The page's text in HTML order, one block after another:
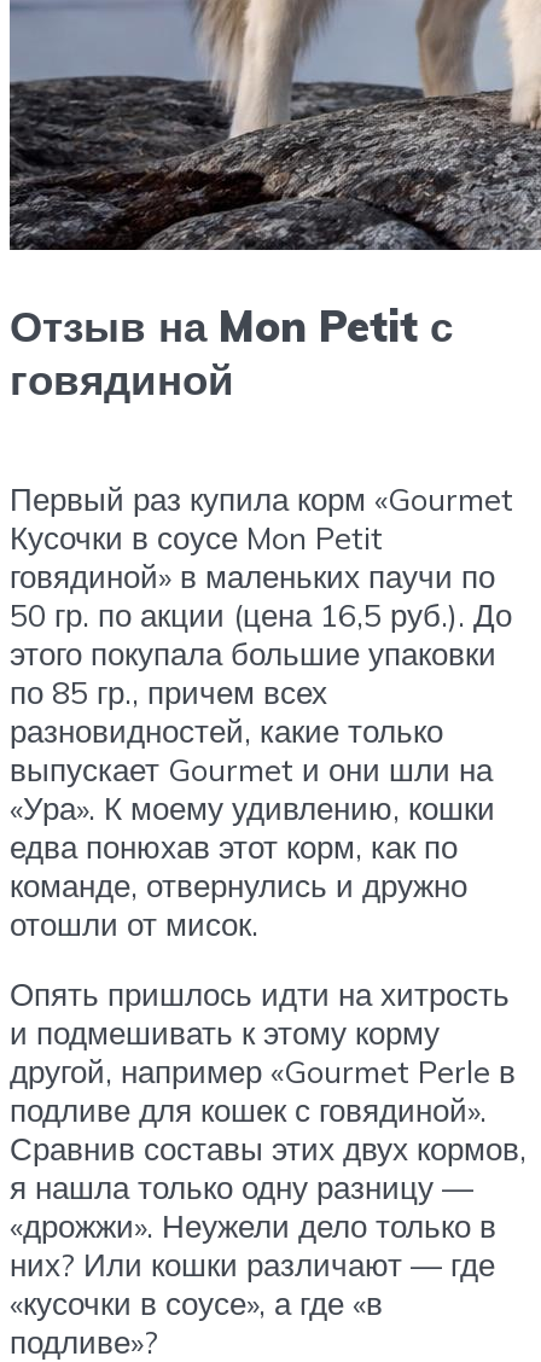
Отзыв на Mon Petit с
говядиной
Первый раз купила корм «Gourmet
Кусочки в соусе Mon Petit
говядиной» в маленьких паучи по
50 гр. по акции (цена 16,5 руб.). До
этого покупала большие упаковки
по 85 гр., причем всех
разновидностей, какие только
выпускает Gourmet и они шли на
«Ура». К моему удивлению, кошки
едва понюхав этот корм, как по
команде, отвернулись и дружно
отошли от мисок.
Опять пришлось идти на хитрость
и подмешивать к этому корму
другой, например «Gourmet Perle в
подливе для кошек с говядиной».
Сравнив составы этих двух кормов,
я нашла только одну разницу —
«дрожжи». Неужели дело только в
них? Или кошки различают — где
«кусочки в соусе», а где «в
подливе»?